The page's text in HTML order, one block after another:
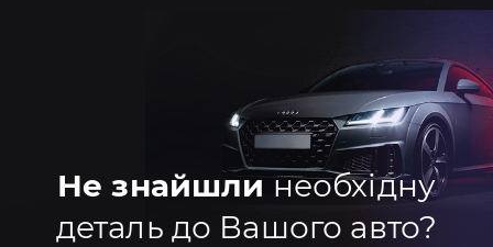
Не знайшли необхідну
деталь до Вашого авто?